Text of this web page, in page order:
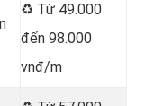
♻️ Từ 49.000
đến 98.000
vnđ/m